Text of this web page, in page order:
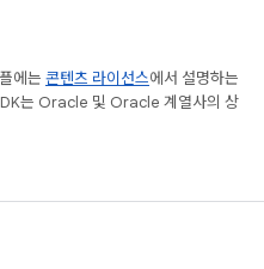
에는 콘텐츠 라이선스에서 설명하는
는 Oracle 및 Oracle 계열사의 상